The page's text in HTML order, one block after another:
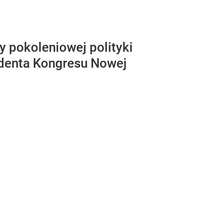
pokoleniowej polityki
Kongresu Nowej